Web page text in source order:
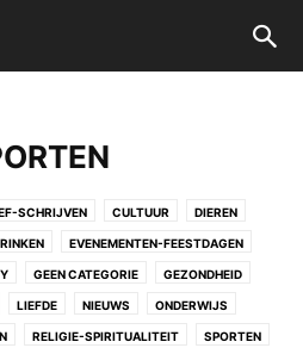
SCHRIJVEN CULTUUR DIEREN
EVENEMENTEN-FEESTDAGEN
GEEN CATEGORIE GEZONDHEID
LIEFDE NIEUWS ONDERWIJS
RELIGIE-SPIRITUALITEIT SPORTEN